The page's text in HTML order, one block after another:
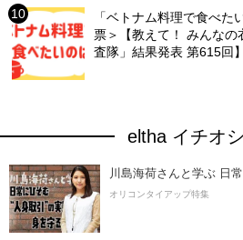
「ベトナム料理で食べ
票＞【教えて！ みんなの
査隊」結果発表 第615回】
eltha イチオ
川島海荷さんと学ぶ 日
オリコンタイアップ特集